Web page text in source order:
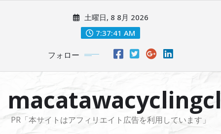
に
土曜日, 8 8月 2026
7:37:42 AM
フォロー
PR「本サイトはアフィリエイト広告を利用しています」